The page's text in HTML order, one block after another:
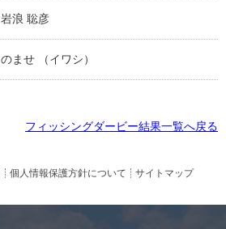
岩浪 聡彦
のませ （イワシ）
フィッシングダービー結果一覧へ戻る
個人情報保護方針について
サイトマップ